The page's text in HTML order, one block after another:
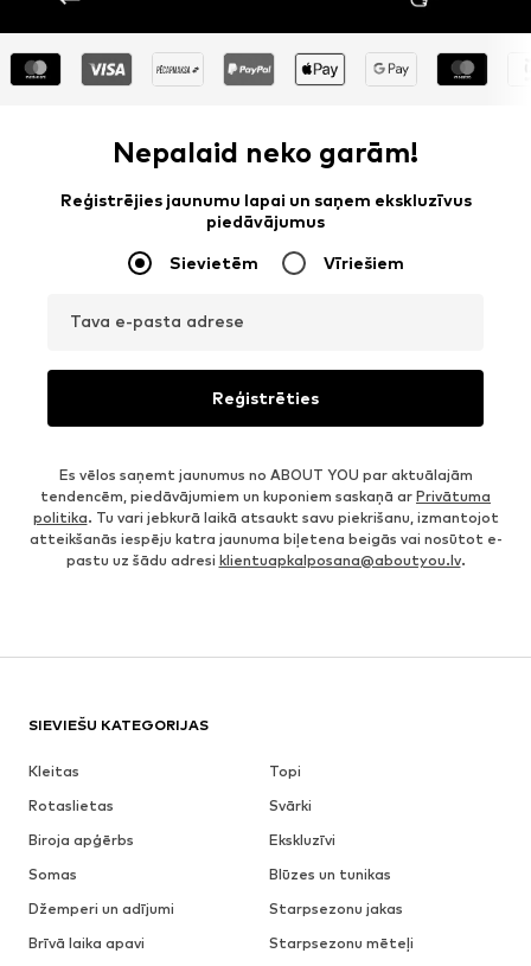
Nepalaid neko garām!
Reģistrējies jaunumu lapai un saņem ekskluzīvus
piedāvājumus
Sievietēm Vīriešiem
Tava e-pasta adrese
Reģistrēties
Es vēlos saņemt jaunumus no ABOUT YOU par aktuālajām
tendencēm, piedāvājumiem un kuponiem saskaņā ar Privātuma
politika. Tu vari jebkurā laikā atsaukt savu piekrišanu, izmantojot
atteikšanās iespēju katra jaunuma biļetena beigās vai nosūtot e-
pastu uz šādu adresi klientuapkalposana@aboutyou.lv.
SIEVIEŠU KATEGORIJAS
Kleitas
Topi
Rotaslietas
Svārki
Biroja apģērbs
Ekskluzīvi
Somas
Blūzes un tunikas
Džemperi un adījumi
Starpsezonu jakas
Brīvā laika apavi
Starpsezonu mēteļi